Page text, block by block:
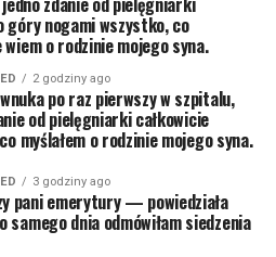
góry nogami wszystko, co
wiem o rodzinie mojego syna.
2 godziny ago
wnuka po raz pierwszy w szpitalu,
od pielęgniarki całkowicie
myślałem o rodzinie mojego syna.
3 godziny ago
pani emerytury — powiedziała
samego dnia odmówiłam siedzenia